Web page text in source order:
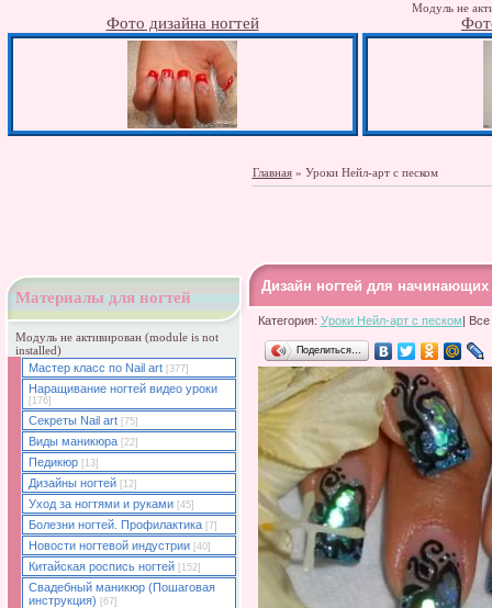
Модуль не
Фото дизайна ногтей
Главная» Уроки Нейл-арт с песком
Дизайн ногтей для начинающих
Категория: Уроки Нейл-арт с песком| Все
Поделиться…
Материалы для ногтей
Модуль не активирован (module is not
installed)
Мастер класс по Nail art
[377]
Наращивание ногтей видео уроки
[176]
Секреты Nail art [75]
Виды маникюра [22]
Педикюр [13]
Дизайны ногтей [12]
Уход за ногтями и руками [45]
Болезни ногтей. Профилактика [7]
Новости ногтевой индустрии [40]
Китайская роспись ногтей [152]
Свадебный маникюр (Пошаговая
инструкция)
[67]